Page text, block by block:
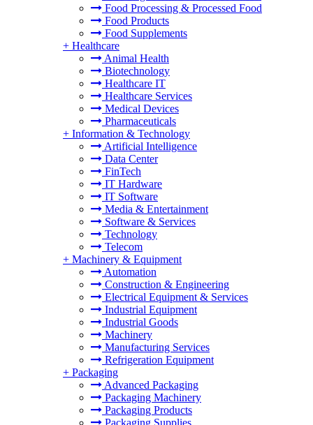
Food Processing & Processed Food
Food Products
Food Supplements
+ Healthcare
Animal Health
Biotechnology
Healthcare IT
Healthcare Services
Medical Devices
Pharmaceuticals
+ Information & Technology
Artificial Intelligence
Data Center
FinTech
IT Hardware
IT Software
Media & Entertainment
Software & Services
Technology
Telecom
+ Machinery & Equipment
Automation
Construction & Engineering
Electrical Equipment & Services
Industrial Equipment
Industrial Goods
Machinery
Manufacturing Services
Refrigeration Equipment
+ Packaging
Advanced Packaging
Packaging Machinery
Packaging Products
Packaging Supplies